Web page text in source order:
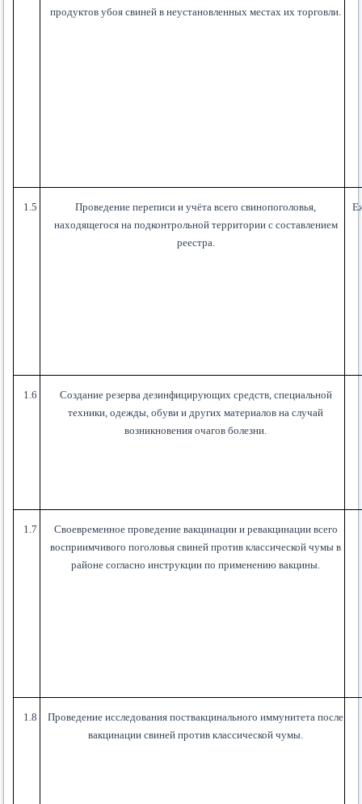
продуктов убоя свиней в неустановленных местах их торговли.
1.5
Проведение переписи и учёта всего свинопоголовья,
находящегося на подконтрольной территории с составлением
реестра.
1.6
Создание резерва дезинфицирующих средств, специальной
техники, одежды, обуви и других материалов на случай
возникновения очагов болезни.
1.7
Своевременное проведение вакцинации и ревакцинации всего
восприимчивого поголовья свиней против классической чумы в
районе согласно инструкции по применению вакцины.
1.8
Проведение исследования поствакцинального иммунитета после
вакцинации свиней против классической чумы.